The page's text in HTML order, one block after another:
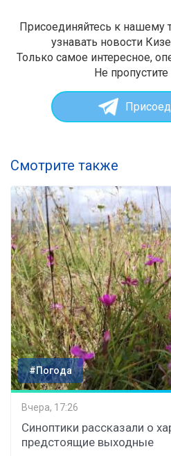
Присоединяйтесь к нашему
узнавать новости
Только самое интересное,
Не
Смотрите также
#Погода
Вчера, 17:26
Синоптики рассказали о
предстоящие выходные